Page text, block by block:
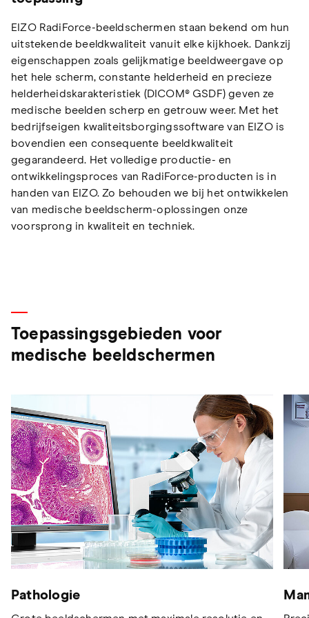
EIZO RadiForce-beeldschermen staan bekend om hun
uitstekende beeldkwaliteit vanuit elke kijkhoek. Dankzij
eigenschappen zoals gelijkmatige beeldweergave op
het hele scherm, constante helderheid en precieze
helderheidskarakteristiek (DICOM® GSDF) geven ze
medische beelden scherp en getrouw weer. Met het
bedrijfseigen kwaliteitsborgingssoftware van EIZO is
bovendien een consequente beeldkwaliteit
gegarandeerd. Het volledige productie- en
ontwikkelingsproces van RadiForce-producten is in
handen van EIZO. Zo behouden we bij het ontwikkelen
van medische beeldscherm-oplossingen onze
voorsprong in kwaliteit en techniek.
Toepassingsgebieden voor
medische beeldschermen
Pathologie